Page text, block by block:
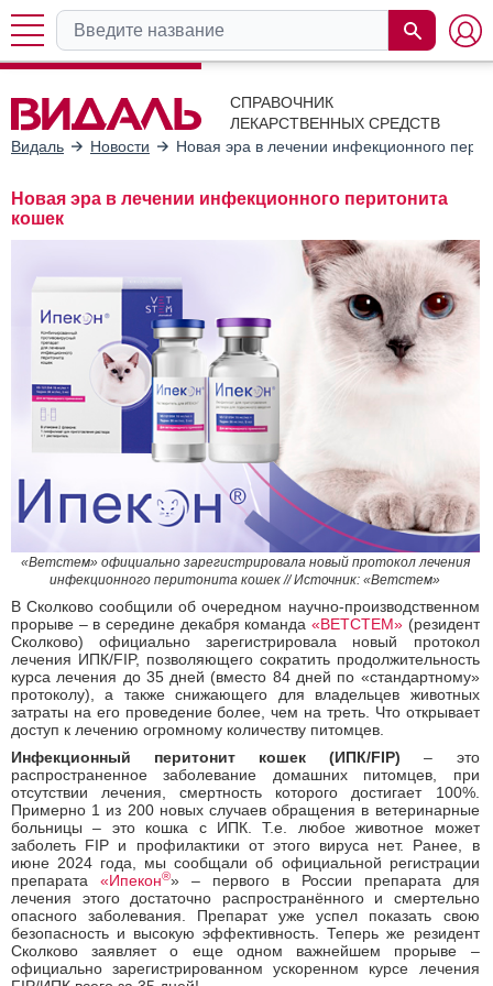
СПРАВОЧНИК
ЛЕКАРСТВЕННЫХ СРЕДСТВ
Видаль
Новости Новая эра в лечении инфекционного
Новая эра в лечении инфекционного перитонита
кошек
«Ветстем» официально зарегистрировала новый протокол лечения
инфекционного перитонита кошек // Источник: «Ветстем»
В Сколково сообщили об очередном научно-производственном
прорыве – в середине декабря команда «ВЕТСТЕМ»(резидент
Сколково) официально зарегистрировала новый протокол
лечения ИПК/FIP, позволяющего сократить продолжительность
курса лечения до 35 дней (вместо 84 дней по «стандартному»
протоколу), а также снижающего для владельцев животных
затраты на его проведение более, чем на треть. Что открывает
доступ к лечению огромному количеству питомцев.
Инфекционный перитонит кошек (ИПК/FIP)–
это
распространенное заболевание домашних питомцев, при
отсутствии лечения, смертность которого достигает 100%.
Примерно 1 из 200 новых случаев обращения в ветеринарные
больницы – это кошка с ИПК. Т.е. любое животное может
заболеть FIP и профилактики от этого вируса нет. Ранее, в
июне 2024 года, мы сообщали об официальной регистрации
препарата «Ипекон®» – первого в России препарата для
лечения этого достаточно распространённого и смертельно
опасного заболевания. Препарат уже успел показать свою
безопасность и высокую эффективность. Теперь же резидент
Сколково заявляет о еще одном важнейшем прорыве –
официально зарегистрированном ускоренном курсе лечения